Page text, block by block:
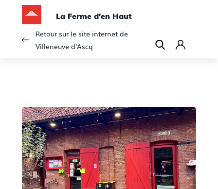
La Ferme d'en Haut
Retour sur le site internet de
Villeneuve d'Ascq
C
x
i
o
n